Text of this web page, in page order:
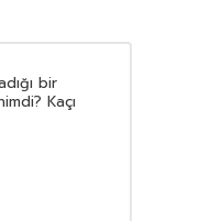
bir
Kaçı